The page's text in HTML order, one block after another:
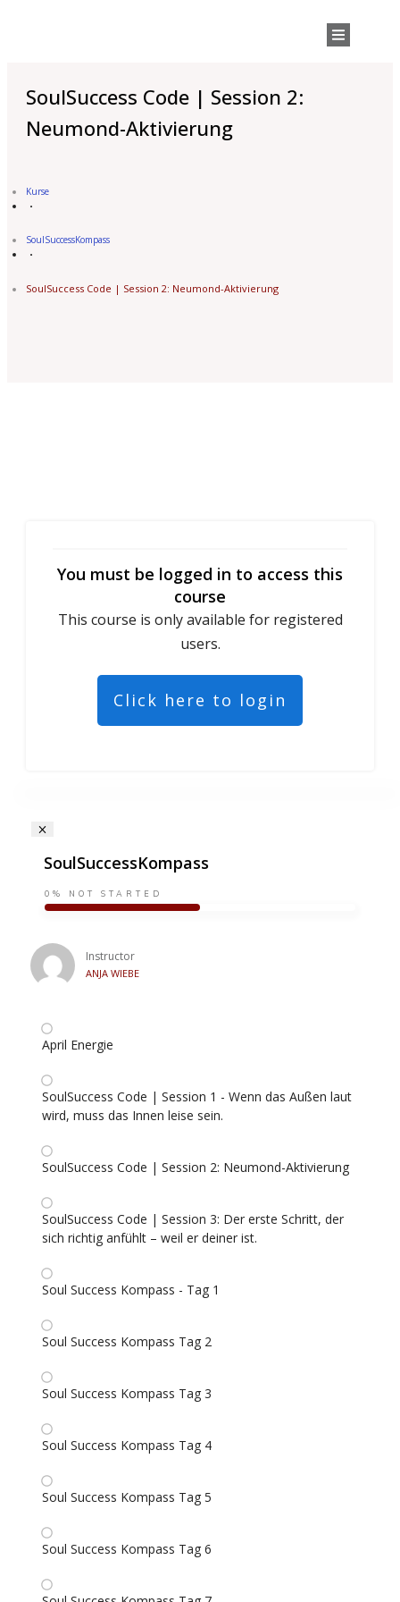
SoulSuccess Code | Session 2:
Neumond-Aktivierung
Kurse
SoulSuccessKompass
SoulSuccess Code | Session 2: Neumond-Aktivierung
You must be logged in to access this
course
This course is only available for registered
users.
Click here to login
SoulSuccessKompass
0% NOT STARTED
Instructor
ANJA WIEBE
April Energie
SoulSuccess Code | Session 1 - Wenn das Außen laut
wird, muss das Innen leise sein.
SoulSuccess Code | Session 2: Neumond-Aktivierung
SoulSuccess Code | Session 3: Der erste Schritt, der
sich richtig anfühlt – weil er deiner ist.
Soul Success Kompass - Tag 1
Soul Success Kompass Tag 2
Soul Success Kompass Tag 3
Soul Success Kompass Tag 4
Soul Success Kompass Tag 5
Soul Success Kompass Tag 6